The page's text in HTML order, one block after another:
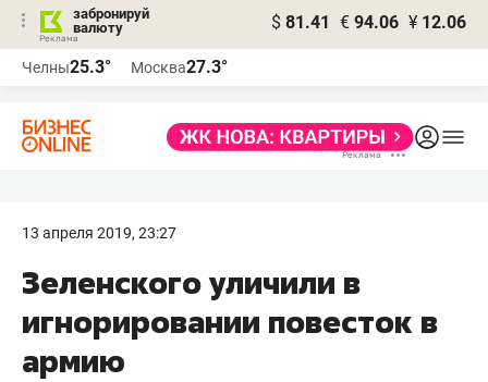
забронируй
валюту
$ 81.41 € 94.06 ¥ 12.06
Челны25.3° Москва27.3°
13 апреля 2019, 23:27
Зеленского уличили в
игнорировании повесток в
армию